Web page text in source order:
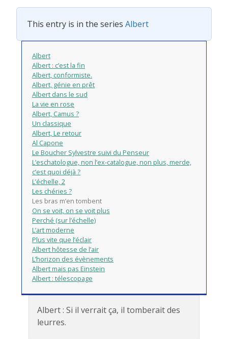
This entry is in the series Albert
Albert
Albert : c’est la fin
Albert, conformiste.
Albert, génie en prêt
Albert dans le sud
La vie en rose
Albert, Camus ?
Un classique
Albert, Le retour
Al Capone
Le Boucher Sylvestre suivi du Penseur
L’eschatologue, non l’ex-catalogue, non plus, merde,
c’est quoi déjà ?
L’échelle, 2
Les chéries ?
Les bras m’en tombent
On se voit, on se voit plus
Perché (sur l’échelle)
L’art moderne
Plus vite que l’éclair
Albert hôtesse de l’air
L’horizon des évènements
Albert mais pas Einstein
Albert : télescopage
Albert : Si il verrait ça, il tomberait des
leurres.